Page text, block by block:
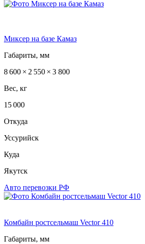
Миксер на базе Камаз
Габариты, мм
8 600 × 2 550 × 3 800
Вес, кг
15 000
Откуда
Уссурийск
Куда
Якутск
Авто перевозки РФ
Комбайн ростсельмаш Vector 410
Габариты, мм